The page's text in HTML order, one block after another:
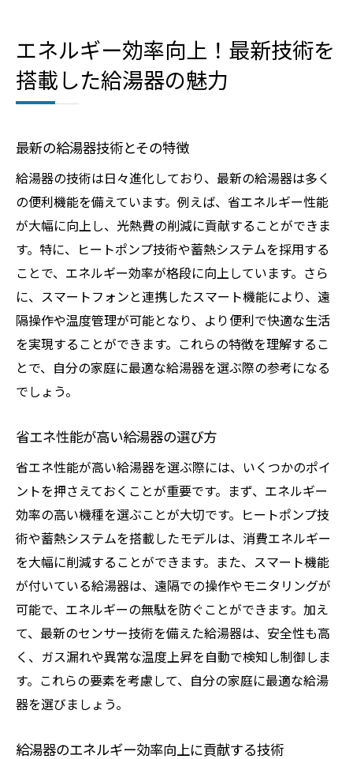
エネルギー効率向上！最新技術を
搭載した給湯器の魅力
最新の給湯器技術とその特徴
給湯器の技術は日々進化しており、最新の給湯器は多く
の便利機能を備えています。例えば、省エネルギー性能
が大幅に向上し、光熱費の削減に貢献することができま
す。特に、ヒートポンプ技術や蓄熱システムを採用する
ことで、エネルギー効率が格段に向上しています。さら
に、スマートフォンと連携したスマート機能により、遠
隔操作や温度管理が可能となり、より便利で快適な生活
を実現することができます。これらの特徴を理解するこ
とで、自分の家庭に最適な給湯器を選ぶ際の参考になる
でしょう。
省エネ性能が高い給湯器の選び方
省エネ性能が高い給湯器を選ぶ際には、いくつかのポイ
ントを押さえておくことが重要です。まず、エネルギー
効率の高い機種を選ぶことが大切です。ヒートポンプ技
術や蓄熱システムを搭載したモデルは、消費エネルギー
を大幅に削減することができます。また、スマート機能
が付いている給湯器は、遠隔での操作やモニタリングが
可能で、エネルギーの無駄を防ぐことができます。加え
て、最新のセンサー技術を備えた給湯器は、安全性も高
く、ガス漏れや異常な温度上昇を自動で検知し制御しま
す。これらの要素を考慮して、自分の家庭に最適な給湯
器を選びましょう。
給湯器のエネルギー効率向上に貢献する技術